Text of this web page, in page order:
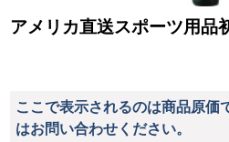
アメリカ直送スポーツ用品
ここで表示されるのは商品原価
はお問い合わせください。